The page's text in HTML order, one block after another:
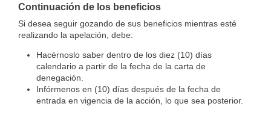
Continuación de los beneficios
Si desea seguir gozando de sus beneficios mientras esté
realizando la apelación, debe:
Hacérnoslo saber dentro de los diez (10) días
calendario a partir de la fecha de la carta de
denegación.
Infórmenos en (10) días después de la fecha de
entrada en vigencia de la acción, lo que sea posterior.